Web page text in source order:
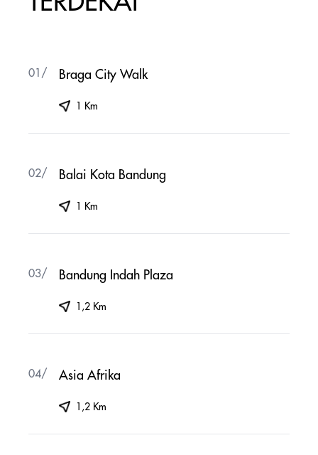
01/ Braga City Walk
1 Km
02/ Balai Kota Bandung
1 Km
03/ Bandung Indah Plaza
1,2 Km
04/ Asia Afrika
1,2 Km